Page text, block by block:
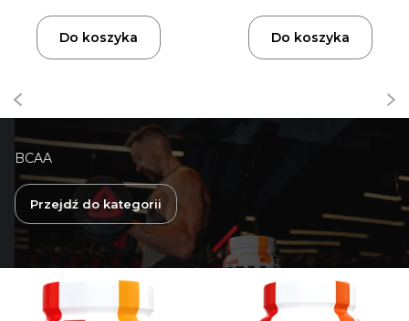
Do koszyka Do koszyka
BCAA
Przejdź do kategorii